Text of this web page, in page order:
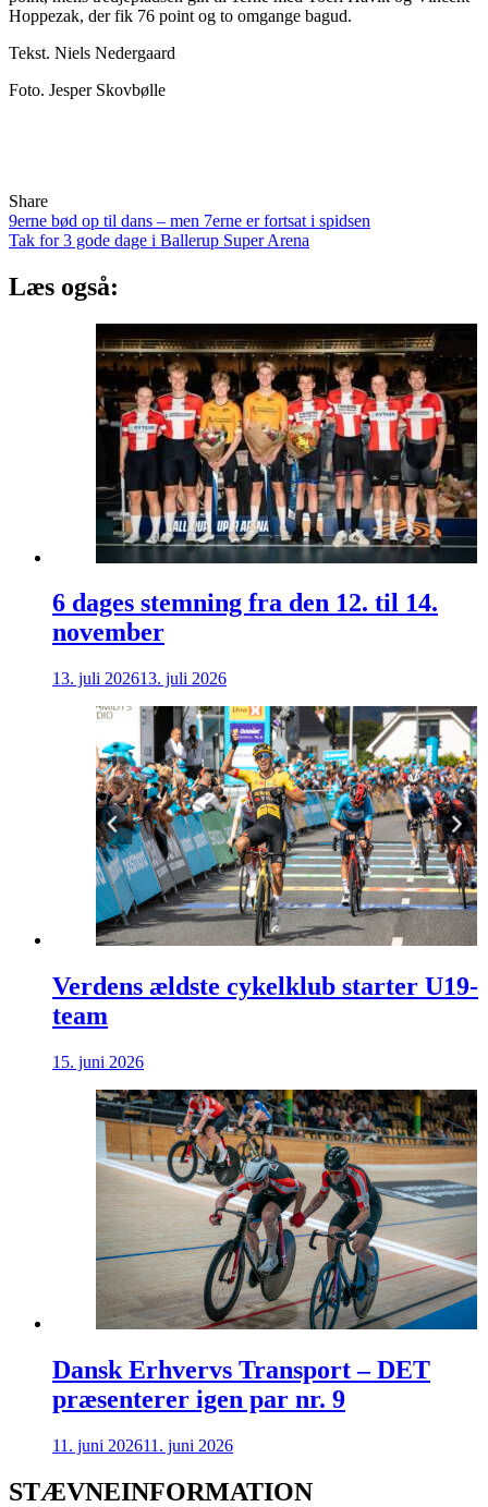
Hoppezak, der fik 76 point og to omgange bagud.
Tekst. Niels Nedergaard
Foto. Jesper Skovbølle
Share
Indlægsnavigation
9erne bød op til dans – men 7erne er fortsat i spidsen
Tak for 3 gode dage i Ballerup Super Arena
Læs også:
6 dages stemning fra den 12. til 14.
november
13. juli 202613. juli 2026
Verdens ældste cykelklub starter U19-
team
15. juni 2026
Dansk Erhvervs Transport – DET
præsenterer igen par nr. 9
11. juni 202611. juni 2026
STÆVNEINFORMATION